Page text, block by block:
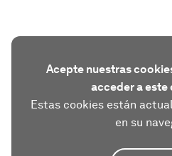
Acepte nuestras
acceder a
Estas cookies están
en su